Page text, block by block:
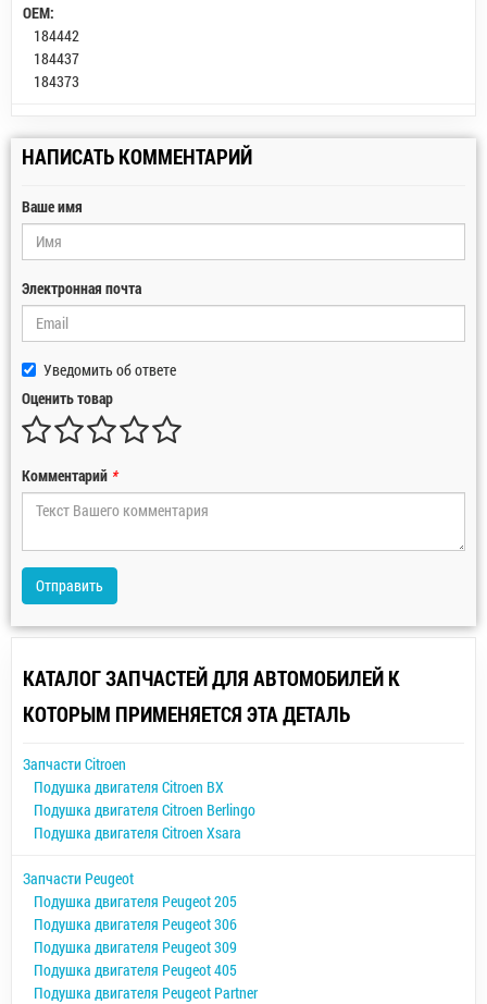
OEM:
184442
184437
184373
НАПИСАТЬ КОММЕНТАРИЙ
Ваше имя
Электронная почта
Уведомить об ответе
Оценить товар
Комментарий *
Отправить
КАТАЛОГ ЗАПЧАСТЕЙ ДЛЯ АВТОМОБИЛЕЙ К
КОТОРЫМ ПРИМЕНЯЕТСЯ ЭТА ДЕТАЛЬ
Запчасти Citroen
Подушка двигателя Citroen BX
Подушка двигателя Citroen Berlingo
Подушка двигателя Citroen Xsara
Запчасти Peugeot
Подушка двигателя Peugeot 205
Подушка двигателя Peugeot 306
Подушка двигателя Peugeot 309
Подушка двигателя Peugeot 405
Подушка двигателя Peugeot Partner